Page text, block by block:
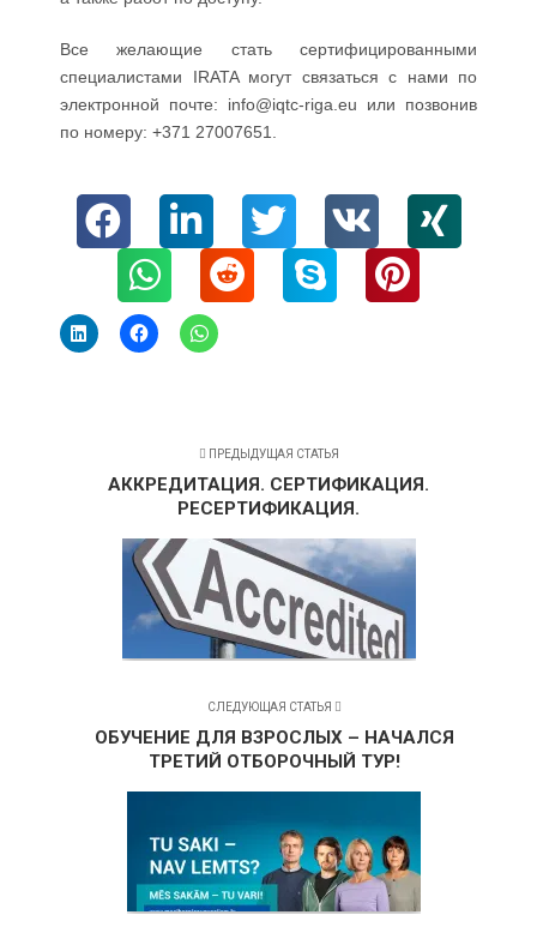
Все желающие стать сертифицированными
специалистами IRATA могут связаться с нами по
электронной почте: info@iqtc-riga.eu или позвонив
по номеру: +371 27007651.
ПРЕДЫДУЩАЯ СТАТЬЯ
АККРЕДИТАЦИЯ. СЕРТИФИКАЦИЯ.
РЕСЕРТИФИКАЦИЯ.
СЛЕДУЮЩАЯ СТАТЬЯ
ОБУЧЕНИЕ ДЛЯ ВЗРОСЛЫХ – НАЧАЛСЯ
ТРЕТИЙ ОТБОРОЧНЫЙ ТУР!